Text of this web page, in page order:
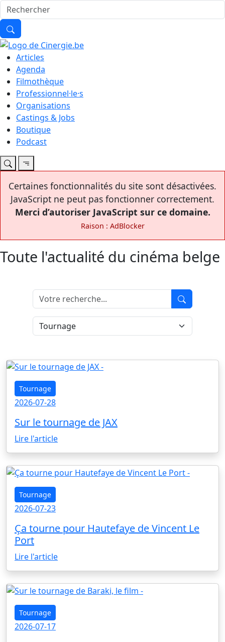
Articles
Agenda
Filmothèque
Professionnel·le·s
Organisations
Castings & Jobs
Boutique
Podcast
Certaines fonctionnalités du site sont désactivées.
JavaScript ne peut pas fonctionner correctement.
Merci d’autoriser JavaScript sur ce domaine.
Raison : AdBlocker
Toute l'actualité du cinéma belge
Tournage
2026-07-28
Sur le tournage de JAX
Lire l'article
Tournage
2026-07-23
Ça tourne pour Hautefaye de Vincent Le
Port
Lire l'article
Tournage
2026-07-17